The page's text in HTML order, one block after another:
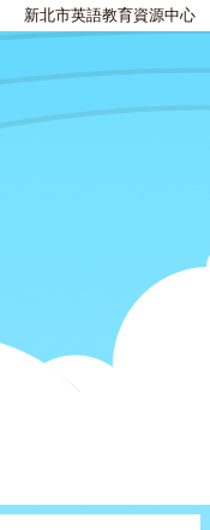
新北市英語教育資源中心